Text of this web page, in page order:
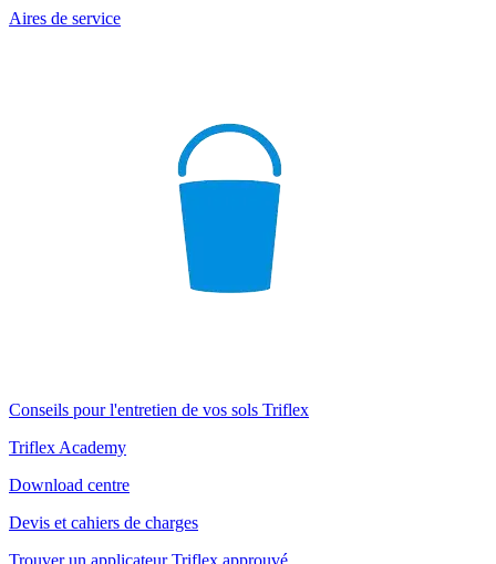
Aires de service
Conseils pour l'entretien de vos sols Triflex
Triflex Academy
Download centre
Devis et cahiers de charges